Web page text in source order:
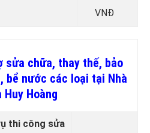
VNĐ
sửa chữa, thay thế, bảo
bể nước các loại tại Nhà
Huy Hoàng
thi công sửa